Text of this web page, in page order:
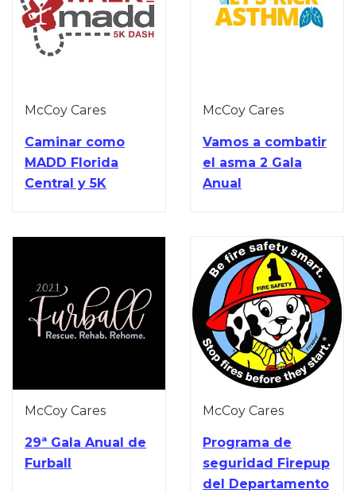
McCoy Cares
Caminar como
MADD Florida
Central y 5K
McCoy Cares
Vamos a combatir
el asma 2 Gala
Anual
McCoy Cares
29ª Gala Anual de
Furball
McCoy Cares
Programa de
seguridad Firepup
del Departamento